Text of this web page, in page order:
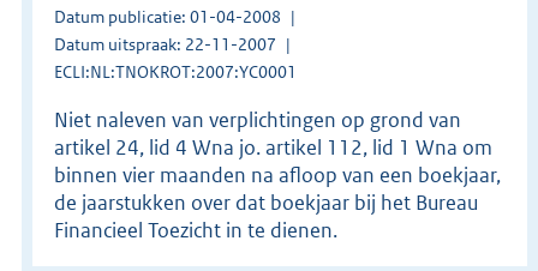
Datum publicatie: 01-04-2008
Datum uitspraak: 22-11-2007
ECLI:NL:TNOKROT:2007:YC0001
Niet naleven van verplichtingen op grond van
artikel 24, lid 4 Wna jo. artikel 112, lid 1 Wna om
binnen vier maanden na afloop van een boekjaar,
de jaarstukken over dat boekjaar bij het Bureau
Financieel Toezicht in te dienen.